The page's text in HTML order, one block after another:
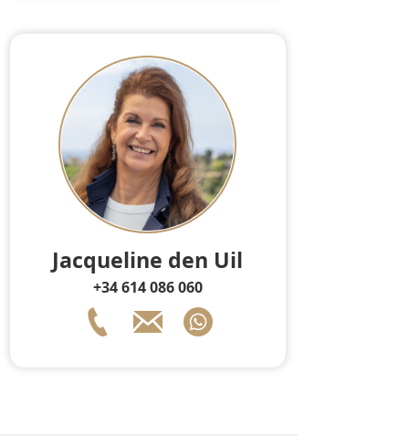
Jacqueline den Uil
+34 614 086 060